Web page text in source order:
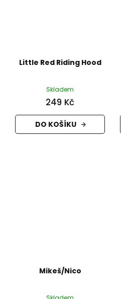
Little Red Riding Hood
Skladem
249 Kč
DO KOŠÍKU
Mikeš/Nico